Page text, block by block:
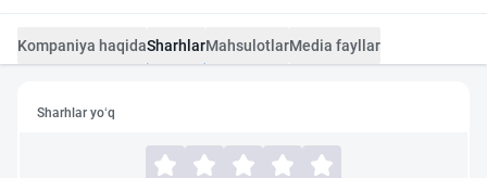
Kompaniya haqidaSharhlarMahsulotlarMedia fayllar
Sharhlar yo‘q